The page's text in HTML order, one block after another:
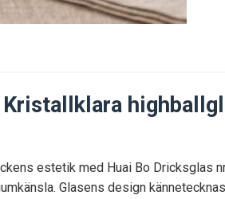
estetik med Huai Bo Dricksglas
Glasens design